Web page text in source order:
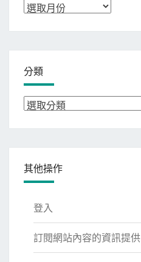
彙
分類
分
其他操作
登入
訂閱網站內容的資訊提供